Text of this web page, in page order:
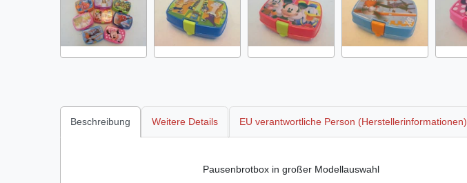
Beschreibung Weitere Details EU verantwortliche Person (Herstellerinformationen)
Pausenbrotbox in großer Modellauswahl